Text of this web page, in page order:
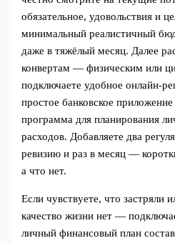
обязательное, удовольствия и
минимальный реалистичный
даже в тяжёлый месяц. Далее
конвертам — физическим или
подключаете удобное онлайн-
простое банковское
программа для планирования
расходов. Добавляете два
ревизию и раз в месяц —
а что нет.
Если чувствуете, что застряли
качество жизни нет —
личный финансовый план